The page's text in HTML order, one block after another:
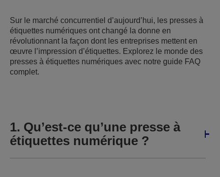
Sur le marché concurrentiel d’aujourd’hui, les presses à
étiquettes numériques ont changé la donne en
révolutionnant la façon dont les entreprises mettent en
œuvre l’impression d’étiquettes. Explorez le monde des
presses à étiquettes numériques avec notre guide FAQ
complet.
1. Qu’est-ce qu’une presse à
étiquettes numérique ?